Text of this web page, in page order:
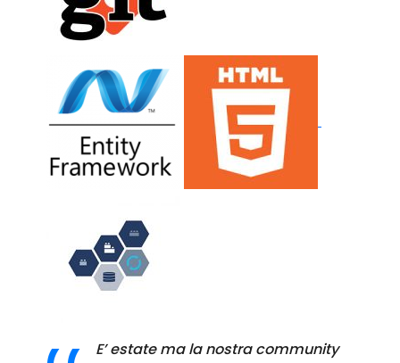
E’ estate ma la nostra community